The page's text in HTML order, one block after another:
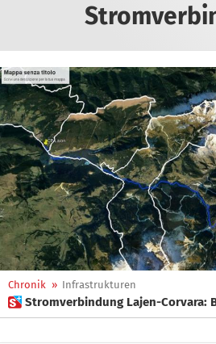
Chronik » Infrastrukturen
 Stromverbindung Lajen-Corvara: